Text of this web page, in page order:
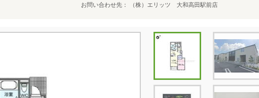
お問い合わせ先 （株）エリッツ 大和高田駅前店